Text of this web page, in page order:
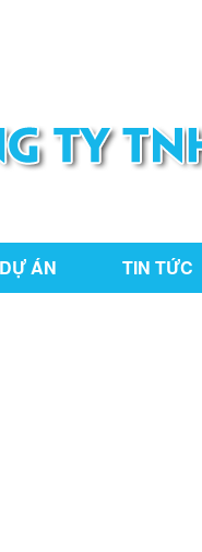
DỰ ÁN TIN TỨC